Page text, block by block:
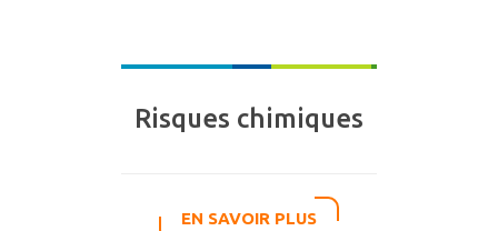
Risques chimiques
EN SAVOIR PLUS